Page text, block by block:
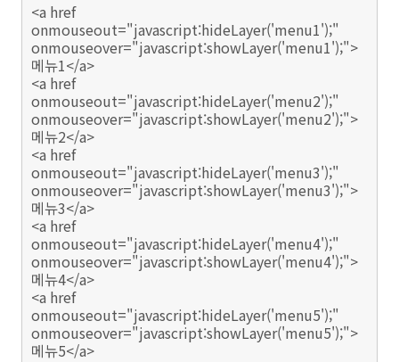
<a href
onmouseout="javascript:hideLayer('menu1');"
onmouseover="javascript:showLayer('menu1');">
메뉴1</a>
<a href
onmouseout="javascript:hideLayer('menu2');"
onmouseover="javascript:showLayer('menu2');">
메뉴2</a>
<a href
onmouseout="javascript:hideLayer('menu3');"
onmouseover="javascript:showLayer('menu3');">
메뉴3</a>
<a href
onmouseout="javascript:hideLayer('menu4');"
onmouseover="javascript:showLayer('menu4');">
메뉴4</a>
<a href
onmouseout="javascript:hideLayer('menu5');"
onmouseover="javascript:showLayer('menu5');">
메뉴5</a>